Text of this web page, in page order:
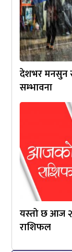
देशभर मनसुन
सम्भावना
यस्‍तो छ आज
राशिफल